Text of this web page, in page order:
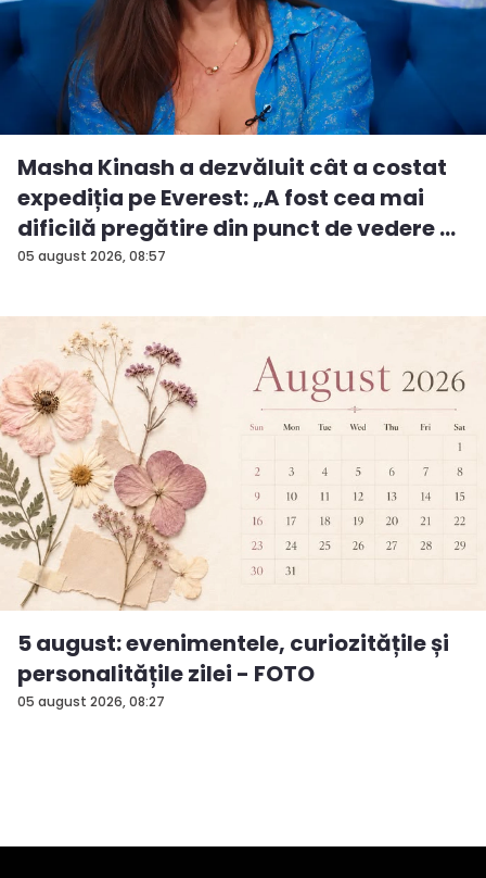
05 august 2026, 08:57
Masha Kinash a dezvăluit cât a costat
expediția pe Everest: „A fost cea mai
dificilă pregătire din punct de vedere ...
05 august 2026, 08:27
5 august: evenimentele, curiozitățile și
personalitățile zilei - FOTO